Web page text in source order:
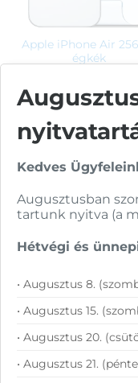
Apple iPhone Air
égkék
401 900Ft
KOSÁRBA
Rendelésre
Összevet
KOSÁRBA
Apple iPhone Air
6,5″ Super Retina XDR
RAM; 256GB háttértár;
iOS 26; Előlapi kamera:
12Mpix
Cikkszám:
MG2P4HX/A
Gyártó: Apple
Kedves
Augusztusban
tartunk nyitva (a
Hétvégi és
• Augusztus 8.
• Augusztus 15.
• Augusztus 20.
• Augusztus 21.